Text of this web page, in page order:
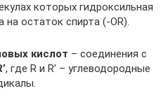
которых гидроксильная
остаток спирта (-OR).
кислот – соединения с
, где R и R’ – углеводородные